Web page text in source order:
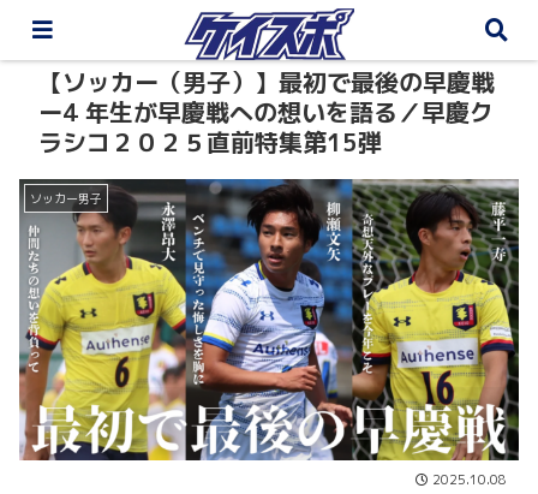
【ソッカー（男子）】最初で最後の早慶戦
ー4 年生が早慶戦への想いを語る／早慶ク
ラシコ２０２５直前特集第15弾
ソッカー男子
2025.10.08